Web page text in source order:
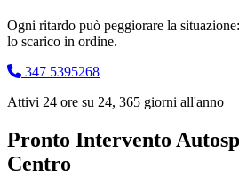
Ogni ritardo può peggiorare la
lo scarico in ordine.
347 5395268
Attivi 24 ore su 24, 365 giorni all'anno
Pronto Intervento
Centro